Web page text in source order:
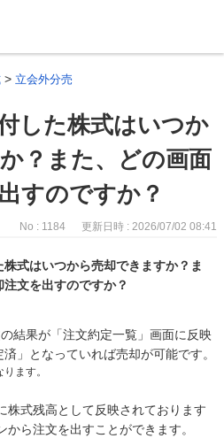
> 立会外分売
した株式はいつか
？また、どの画面
すのですか？
No : 1184 更新日時 : 2026/07/02 08:41
式はいつから売却できますか？ま
文を出すのですか？
結果が「注文約定一覧」画面に反映
」となっていれば売却が可能です。
ます。
株式残高として反映されております
ら注文を出すことができます。